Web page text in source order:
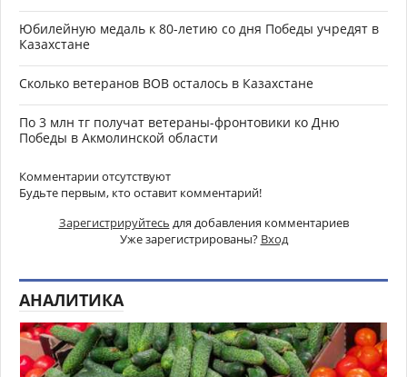
Юбилейную медаль к 80-летию со дня Победы учредят в
Казахстане
Сколько ветеранов ВОВ осталось в Казахстане
По 3 млн тг получат ветераны-фронтовики ко Дню
Победы в Акмолинской области
Комментарии отсутствуют
Будьте первым, кто оставит комментарий!
Зарегистрируйтесь для добавления комментариев
Уже зарегистрированы? Вход
АНАЛИТИКА